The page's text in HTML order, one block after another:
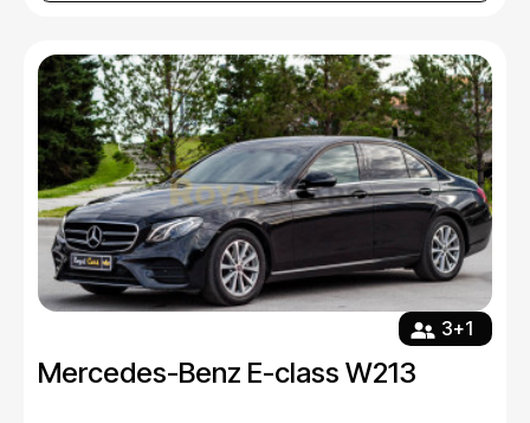
3+1
Mercedes-Benz E-class W213